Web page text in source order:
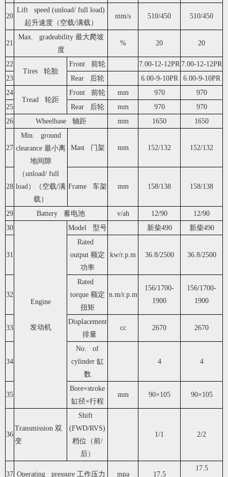
20
Lift speed (unload/ full load)
起升速度（空载/满载）
mm/s 510/450 510/450
21
Max. gradeability 最大爬坡
度
% 20 20
22
Tires 轮胎
Front 前轮 7.00-12-12PR 7.00-12-12PR
23
Rear 后轮 6.00-9-10PR
6.00-9-10PR
24
Tread 轮距
Front 前轮 mm 970
970
25
Rear 后轮 mm 970
970
26
Wheelbase 轴距 mm 1650 1650
27
Min. ground
clearance 最小离
地间隙
（unload/ full
load）（空载/满
载）
Mast 门架 mm 152/132 152/132
28 Frame 车架 mm 158/138 158/138
29 Battery 蓄电池 v/ah 12/90
12/90
30
Engine
发动机
Model 型号 新柴490 新柴490
31
Rated
output 额定
功率
kw/r.p.m 36.8/2500 36.8/2500
32
Rated
torque 额定
扭矩
n.m/r.p.m
156/1700-
1900
156/1700-
1900
33
Displacement
排量
cc 2670 2670
34
No. of
cylinder 缸
数
4 4
35
Bore×stroke
缸径×行程
mm 90×105 90×105
36
Transmission 双
变
Shift
(FWD/RVS)
档位（前/
后）
1/1 2/2
37 Operating pressure 工作压力 mpa 17.5
17.5